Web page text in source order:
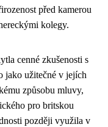
před kamerou
kolegy.
cenné zkušenosti s
jako užitečné v jejích
způsobu mluvy,
pro britskou
později využila v